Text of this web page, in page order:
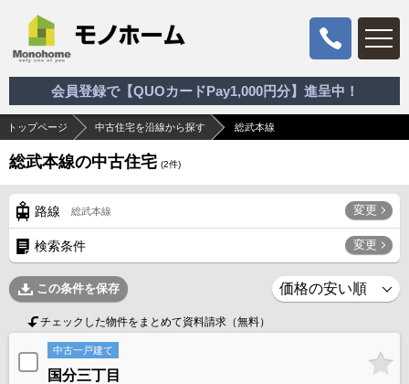
会員登録で【QUOカードPay1,000円分】進呈中！
トップページ 中古住宅を沿線から探す 総武本線
総武本線の中古住宅 (2件)
路線 総武本線 変更
検索条件 変更
この条件を保存
チェックした物件をまとめて資料請求（無料）
中古一戸建て
国分三丁目